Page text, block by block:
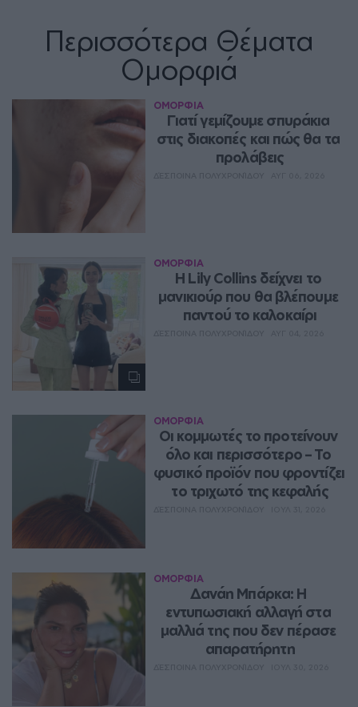
Περισσότερα Θέματα
Ομορφιά
ΟΜΟΡΦΙΑ
Γιατί γεμίζουμε σπυράκια
στις διακοπές και πώς θα τα
προλάβεις
ΟΜΟΡΦΙΑ
Η Lily Collins δείχνει το
μανικιούρ που θα βλέπουμε
παντού το καλοκαίρι
ΟΜΟΡΦΙΑ
Οι κομμωτές το προτείνουν
όλο και περισσότερο – Το
φυσικό προϊόν που φροντίζει
το τριχωτό της κεφαλής
ΟΜΟΡΦΙΑ
Δανάη Μπάρκα: Η
εντυπωσιακή αλλαγή στα
μαλλιά της που δεν πέρασε
απαρατήρητη